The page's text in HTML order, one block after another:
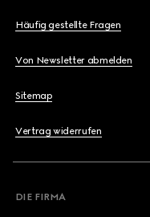
Häufig gestellte Fragen
Von Newsletter abmelden
Sitemap
Vertrag widerrufen
DIE FIRMA